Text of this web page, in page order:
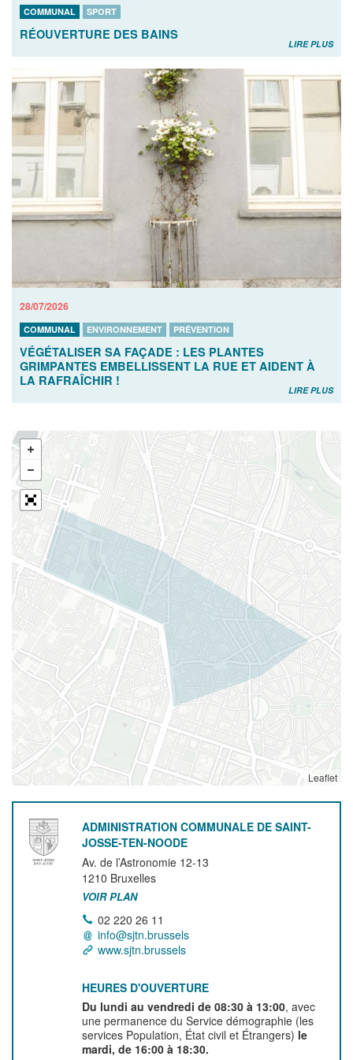
COMMUNAL SPORT
RÉOUVERTURE DES BAINS
LIRE PLUS
28/07/2026
COMMUNAL ENVIRONNEMENT PRÉVENTION
VÉGÉTALISER SA FAÇADE : LES PLANTES
GRIMPANTES EMBELLISSENT LA RUE ET AIDENT À
LA RAFRAÎCHIR !
LIRE PLUS
Leaflet
ADMINISTRATION COMMUNALE DE SAINT-
JOSSE-TEN-NOODE
Av. de l’Astronomie 12-13
1210 Bruxelles
VOIR PLAN
02 220 26 11
info@sjtn.brussels
www.sjtn.brussels
HEURES D'OUVERTURE
Du lundi au vendredi de 08:30 à 13:00, avec
une permanence du Service démographie (les
services Population, État civil et Étrangers) le
mardi, de 16:00 à 18:30.